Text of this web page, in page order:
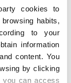
cookies to
habits,
to your
information
content. You
by clicking
you can access